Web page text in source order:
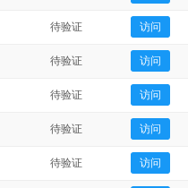
待验证 访问
待验证 访问
待验证 访问
待验证 访问
待验证 访问